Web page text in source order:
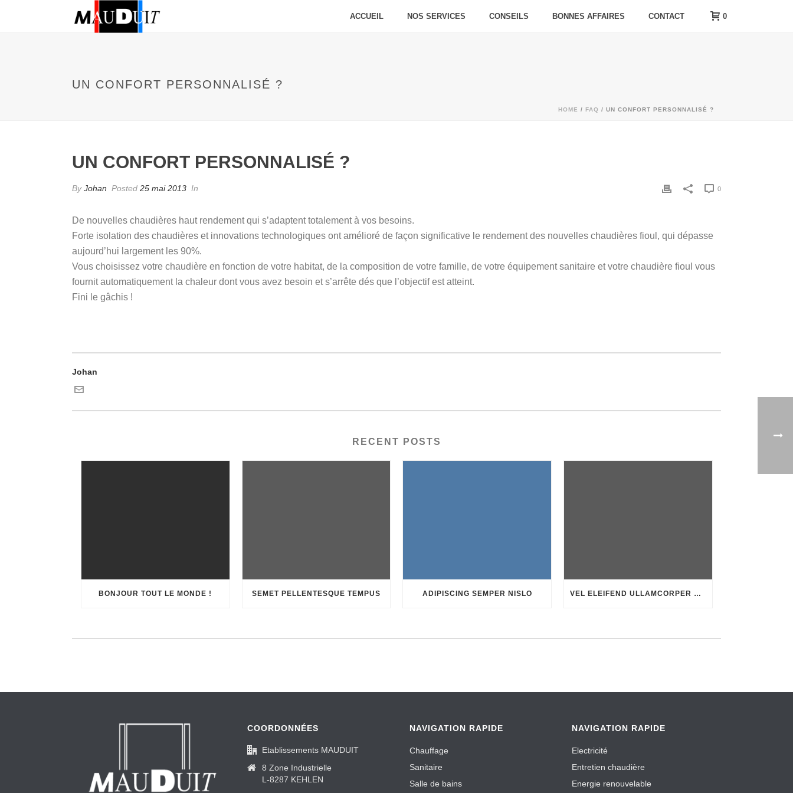
ACCUEIL NOS SERVICES CONSEILS BONNES AFFAIRES CONTACT 0
UN CONFORT PERSONNALISÉ ?
HOME / FAQ / UN CONFORT PERSONNALISÉ ?
UN CONFORT PERSONNALISÉ ?
ByJohan Posted 25 mai 2013 In 0
De nouvelles chaudières haut rendement qui s’adaptent totalement à vos besoins.
Forte isolation des chaudières et innovations technologiques ont amélioré de façon significative le rendement des nouvelles chaudières fioul, qui dépasse
aujourd’hui largement les 90%.
Vous choisissez votre chaudière en fonction de votre habitat, de la composition de votre famille, de votre équipement sanitaire et votre chaudière fioul vous
fournit automatiquement la chaleur dont vous avez besoin et s’arrête dés que l’objectif est atteint.
Fini le gâchis !
Johan
RECENT POSTS
BONJOUR TOUT LE MONDE ! SEMET PELLENTESQUE TEMPUS ADIPISCING SEMPER NISLO VEL ELEIFEND ULLAMCORPER VELIT
COORDONNÉES
Etablissements MAUDUIT
8 Zone Industrielle
L-8287 KEHLEN
NAVIGATION RAPIDE
Chauffage
Sanitaire
Salle de bains
NAVIGATION RAPIDE
Electricité
Entretien chaudière
Energie renouvelable